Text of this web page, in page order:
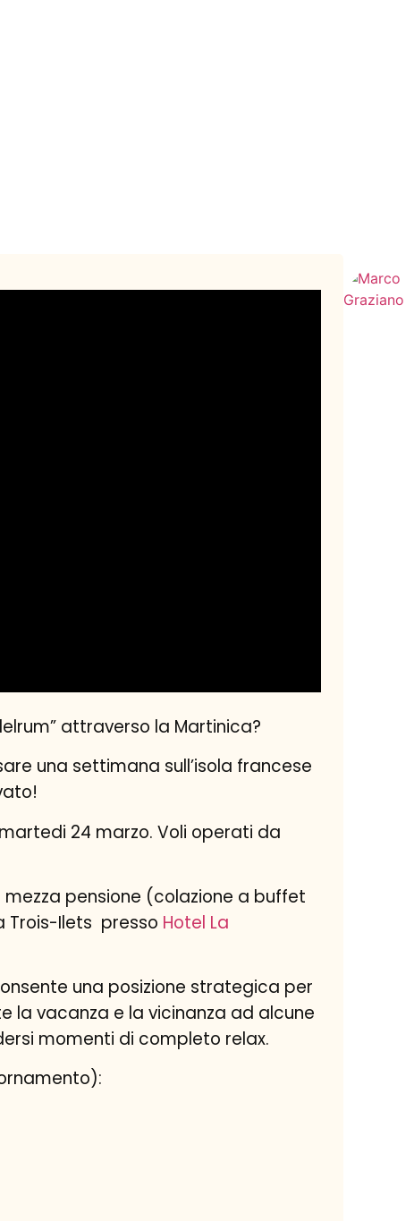
attraverso la Martinica?
una settimana sull’isola francese
24 marzo.Voli operati da
pensione (colazione a buffet
Trois-Ilets presso Hotel La
una posizione strategica per
la vacanza e la vicinanza ad alcune
momenti di completo relax.